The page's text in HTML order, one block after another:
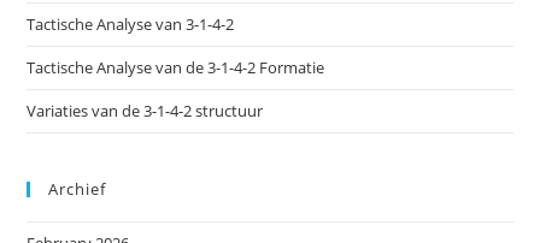
Tactische Analyse van 3-1-4-2
Tactische Analyse van de 3-1-4-2 Formatie
Variaties van de 3-1-4-2 structuur
Archief